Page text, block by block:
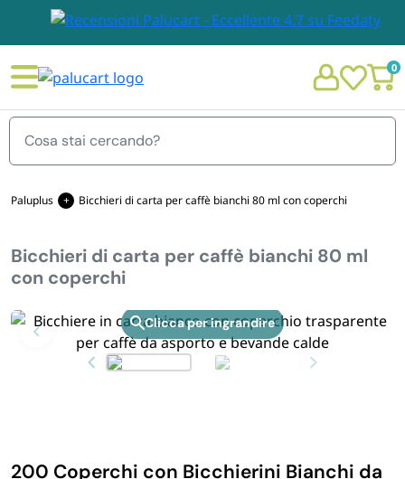
0
Menu
STOVIGLIE E TOVAGLIOLI
GIARDINO E ARREDO PER ESTERNO
IMBALLAGGIO E CANCELLERIA
Chi siamo
Personalizzazione Monouso
Paluplus Bicchieri di carta per caffè bianchi 80 ml con coperchi
Bicchieri di carta per caffè bianchi 80 ml
con coperchi
Zoom
200 Coperchi con Bicchierini Bianchi da